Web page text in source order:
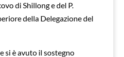
di Shillong e del P.
della Delegazione del
si è avuto il sostegno